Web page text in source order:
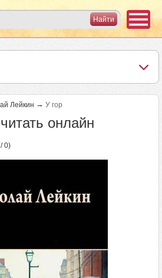
Лейкин → У гор
онлайн
0)